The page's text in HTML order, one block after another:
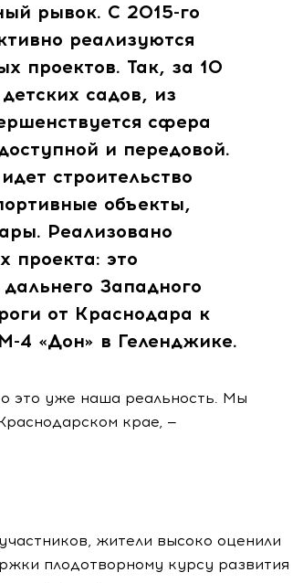
рывок. С 2015-го
реализуются
проектов. Так, за 10
садов, из
сфера
и передовой.
строительство
объекты,
Реализовано
проекта: это
Западного
от Краснодара к
4 «Дон» в Геленджике.
это уже наша реальность. Мы
крае, —
жители высоко оценили
плодотворному курсу развития